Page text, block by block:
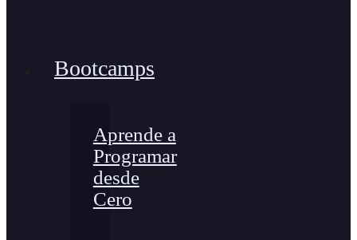
Bootcamps
Aprende a
Programar
desde
Cero